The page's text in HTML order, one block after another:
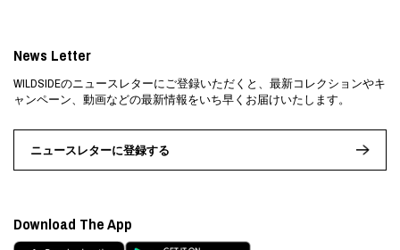
News Letter
WILDSIDEのニュースレターにご登録いただくと、最新コレクションやキ
ャンペーン、動画などの最新情報をいち早くお届けいたします。
ニュースレターに登録する
Download The App